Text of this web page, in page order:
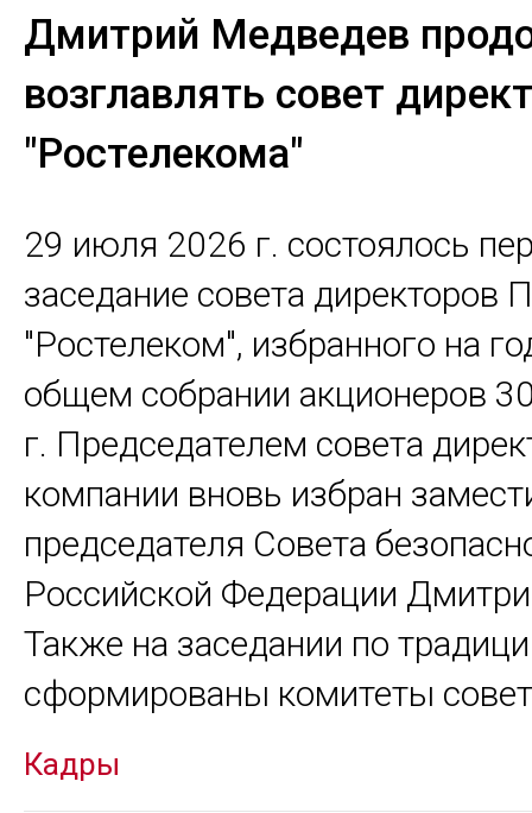
Дмитрий Медведев
возглавлять совет
"Ростелекома"
29 июля 2026 г. состоялось
заседание совета директоров
"Ростелеком", избранного на
общем собрании акционеров
г. Председателем совета
компании вновь избран
председателя Совета
Российской Федерации
Также на заседании по
сформированы комитеты
Кадры